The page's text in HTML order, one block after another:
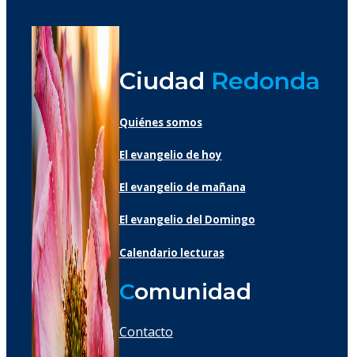
Ciudad Redonda
Quiénes somos
El evangelio de hoy
El evangelio de mañana
El evangelio del Domingo
Calendario lecturas
Comunidad
Contacto